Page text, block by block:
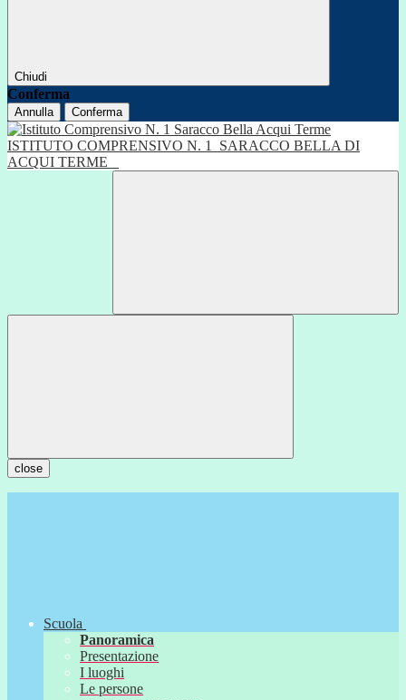
Chiudi
Conferma
Annulla Conferma
ISTITUTO COMPRENSIVO N. 1
SARACCO BELLA DI
ACQUI TERME
close
Scuola
Panoramica
Presentazione
I luoghi
Le persone